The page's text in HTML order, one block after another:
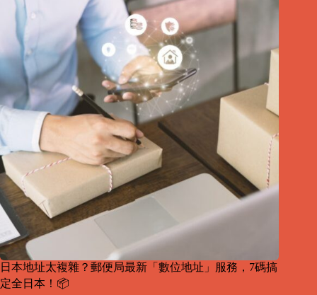
日本地址太複雜？郵便局最新「數位地址」服務，7碼搞
定全日本！📦